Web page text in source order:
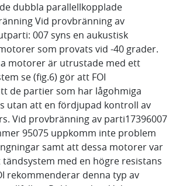
dubbla parallellkopplade
Vid provbränning av
007 syns en aukustisk
som provats vid -40 grader.
motorer är utrustade med ett
se (fig.6) gör att FOI
de partier som har lågohmiga
utan att en fördjupad kontroll av
Vid provbränning av parti17396007
95075 uppkomm inte problem
samt att dessa motorer var
med en högre resistans
rekommenderar denna typ av